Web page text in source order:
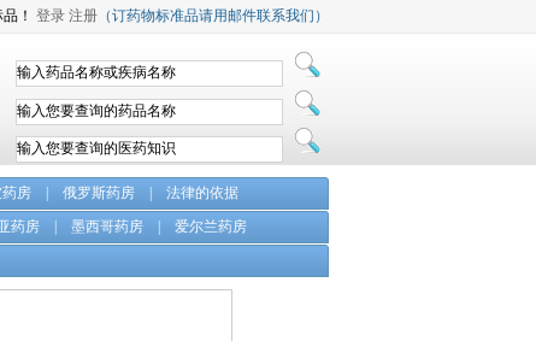
！ 登录 注册 （订药物标准品请用邮件联系我们）
药房 俄罗斯药房
法律的依据
药房 墨西哥药房
爱尔兰药房